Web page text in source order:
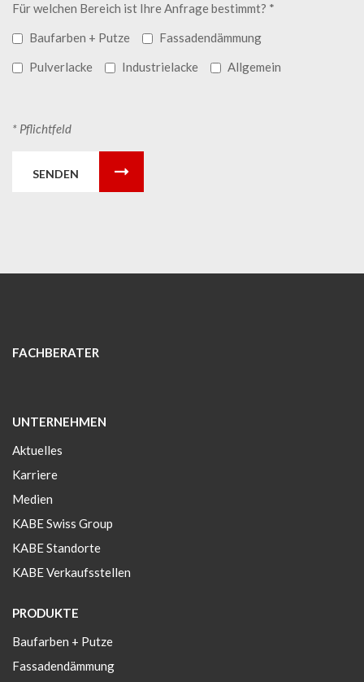
Für welchen Bereich ist Ihre Anfrage bestimmt? *
Baufarben + Putze
Fassadendämmung
Pulverlacke
Industrielacke Allgemein
* Pflichtfeld
SENDEN
FACHBERATER
UNTERNEHMEN
Aktuelles
Karriere
Medien
KABE Swiss Group
KABE Standorte
KABE Verkaufsstellen
PRODUKTE
Baufarben + Putze
Fassadendämmung